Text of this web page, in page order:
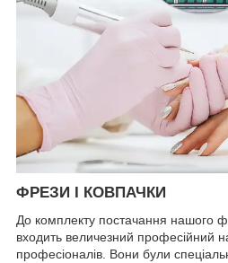
ФРЕЗИ І КОВПАЧКИ
До комплекту постачання нашого
входить величезний професійний
професіоналів. Вони були